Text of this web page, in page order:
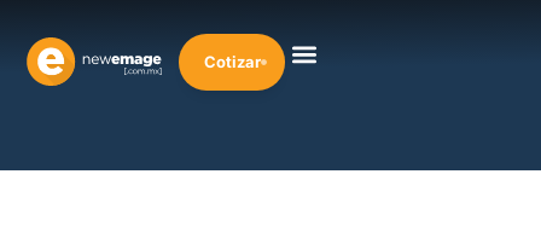
Cotizar